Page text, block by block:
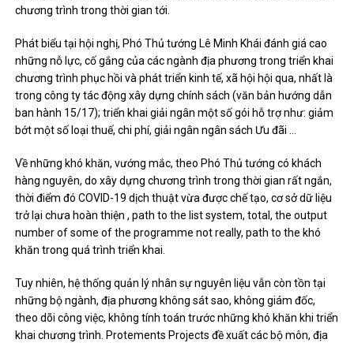
chương trình trong thời gian tới.
Phát biểu tại hội nghị, Phó Thủ tướng Lê Minh Khái đánh giá cao
những nỗ lực, cố gắng của các ngành địa phương trong triển khai
chương trình phục hồi và phát triển kinh tế, xã hội hội qua, nhất là
trong công ty tác động xây dựng chính sách (văn bản hướng dẫn
ban hành 15/17); triển khai giải ngân một số gói hỗ trợ như: giảm
bớt một số loại thuế, chi phí, giải ngân ngân sách Ưu đãi …
Về những khó khăn, vướng mắc, theo Phó Thủ tướng có khách
hàng nguyên, do xây dựng chương trình trong thời gian rất ngắn,
thời điểm đó COVID-19 dịch thuật vừa được chế tạo, cơ sở dữ liệu
trở lại chưa hoàn thiện , path to the list system, total, the output
number of some of the programme not really, path to the khó
khăn trong quá trình triển khai.
Tuy nhiên, hệ thống quản lý nhân sự nguyên liệu vẫn còn tồn tại
những bộ ngành, địa phương không sát sao, không giám đốc,
theo dõi công việc, không tính toán trước những khó khăn khi triển
khai chương trình. Protements Projects đề xuất các bộ môn, địa